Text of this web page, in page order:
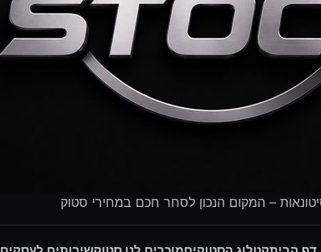
– המקום הנכון לסחר חכם במחירי סטוק